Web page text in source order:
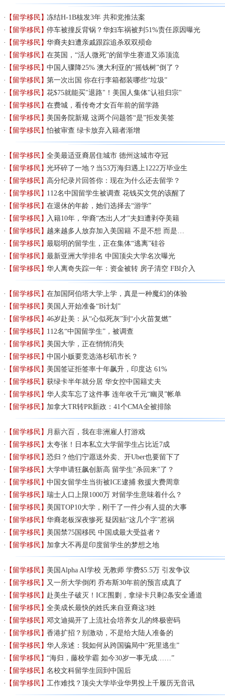
【留学移民】冻结H-1B核发3年 共和党推法案
【留学移民】停车被撞反背锅？华妇车祸被判51%责任原因曝光
【留学移民】华裔夫妇遭亲戚跟踪追杀双双殒命
【留学移民】在英国，“活人微死”的留学生赛道又添顶流
【留学移民】中国人骤降25% 澳大利亚的“摇钱树”倒了？
【留学移民】第一次出国 你在行李箱都装哪些“垃圾”
【留学移民】花$75就能买"退路"！美国人集体"认祖归宗"
【留学移民】在费城，看传奇才女百年前的留学路
【留学移民】美国务院新规 这两个问题答“是”拒发美签
【留学移民】怕被审查 绿卡放弃入籍者渐增
【留学移民】全美最适亚裔居住城市 德州这城市夺冠
【留学移民】光环碎了一地？当53万海归遇上1222万毕业生
【留学移民】高分纪录片回答你：现在为什么还去留学？
【留学移民】112名中国留学生被调查 花钱买文凭的该醒了
【留学移民】在退休的年龄，她们选择去“游学”
【留学移民】 入籍10年，华裔“杰出人才”夫妇遭剥夺美籍
【留学移民】越来越多人放弃加入美国籍 不是不想 而是…
【留学移民】最聪明的留学生，正在集体“逃离”硅谷
【留学移民】最新亚洲大学排名 中国顶尖大学名次曝光
【留学移民】华人离奇失踪一年：资金被转 房子清空 FBI介入
【留学移民】在加国阿伯塔大学上学，真是一种魔幻的体验
【留学移民】美国人开始准备“B计划”
【留学移民】46岁赴美：从“心似死灰”到“小火苗复燃”
【留学移民】112名“中国留学生”，被调查
【留学移民】美国大学，正在悄悄消失
【留学移民】中国小贩要竞选洛杉矶市长？
【留学移民】美国签证拒签率十年飙升，印度达 61%
【留学移民】获绿卡半年就分居 华女控中国籍丈夫
【留学移民】华人卖车忘了这件事 连年收千元“幽灵”帐单
【留学移民】加拿大TR转PR新政：41个CMA全被排除
【留学移民】 月薪六百，我在非洲雇人打游戏
【留学移民】太夸张！日本私立大学留学生占比近7成
【留学移民】恐归？他们宁愿送外卖、开Uber也要留下了
【留学移民】大学申请狂飙创新高 留学生"杀回来"了？
【留学移民】中国女留学生当街被ICE逮捕 救援大费周章
【留学移民】瑞士人口上限1000万 对留学生意味着什么？
【留学移民】美国TOP10大学，刚干了一件少有人提的大事
【留学移民】华裔老板深夜惨死 疑因贴“这几个字”惹祸
【留学移民】美国禁75国移民 中国成最大受益者？
【留学移民】加拿大不再是印度留学生的梦想之地
【留学移民】美国Alpha AI学校 无教师 学费$5.5万 引发争议
【留学移民】 又一所大学倒闭 乔布斯30年前的预言成真了
【留学移民】赴美生子破灭！ICE围剿，拿绿卡只剩2条安全通道
【留学移民】全美成长最快的姓氏来自亚裔这3姓
【留学移民】邓文迪揭开了上流社会培养女儿的终极密码
【留学移民】香港扩招？别激动，不是给大陆人准备的
【留学移民】华人亲述：我如何从跨国骗局中“死里逃生”
【留学移民】“海归，藤校学霸 如今30岁一事无成……”
【留学移民】名校文科留学生回到中国后
【留学移民】工作难找？顶尖大学毕业华男投上千履历无音讯